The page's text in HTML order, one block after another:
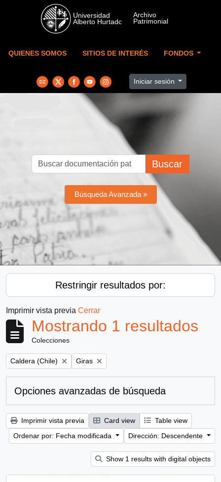
Skip to main content
QUIENES SOMOS SITIOS DE INTERÉS FONDOS
Iniciar sesión
Buscar
Búsqueda Avanzada »
Restringir resultados por:
Imprimir vista previa Cerrar
Mostrando 1 resultados
Colecciones
Remove filter:
Caldera (Chile) Remove filter:
Giras
Opciones avanzadas de búsqueda
Imprimir vista previa Card view
Table view
Ordenar por: Fecha modificada
Dirección: Descendente
Show 1 results with digital objects